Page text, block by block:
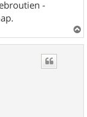
-
a